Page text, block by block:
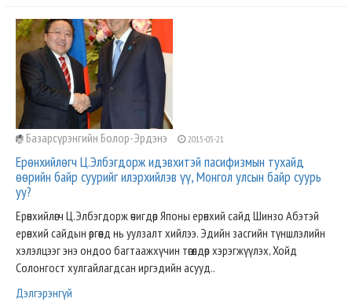
Базарсүрэнгийн Болор-Эрдэнэ 2015-05-21
Ерөнхийлөгч Ц.Элбэгдорж идэвхитэй пасифизмын тухайд
өөрийн байр суурийг илэрхийлэв үү, Монгол улсын байр суурь
уу?
Ерөнхийлөгч Ц.Элбэгдорж өчигдөр Японы ерөнхий сайд Шинзо Абэтэй
ерөнхий сайдын өргөөнд нь уулзалт хийлээ. Эдийн засгийн түншлэлийн
хэлэлцээг энэ ондоо багтаажхүчин төгөлдөр хэрэгжүүлэх, Хойд
Солонгост хулгайлагдсан иргэдийн асууд..
Дэлгэрэнгүй